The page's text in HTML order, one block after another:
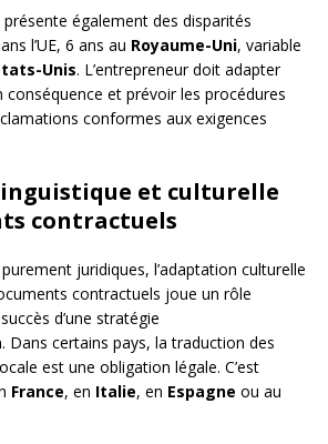
présente également des disparités
l’UE, 6 ans au Royaume-Uni, variable
Unis. L’entrepreneur doit adapter
conséquence et prévoir les procédures
conformes aux exigences
et culturelle
contractuels
juridiques, l’adaptation culturelle
contractuels joue un rôle
d’une stratégie
Dans certains pays, la traduction des
est une obligation légale. C’est
France, en Italie, en Espagne ou au